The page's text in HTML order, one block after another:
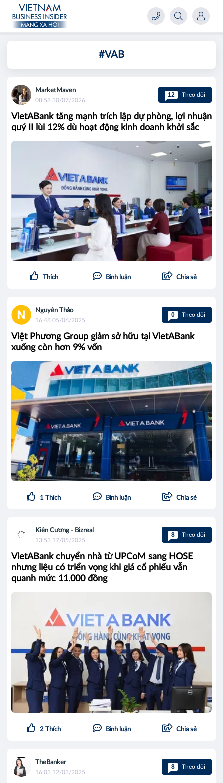
#VAB
MarketMaven
08:58 30/07/2026
12 Theo dõi
VietABank tăng mạnh trích lập dự phòng, lợi nhuận
quý II lùi 12% dù hoạt động kinh doanh khởi sắc
Thích Bình luận Chia sẻ
Nguyên Thảo
16:48 05/06/2025
0 Theo dõi
Việt Phương Group giảm sở hữu tại VietABank
xuống còn hơn 9% vốn
1 Thích Bình luận Chia sẻ
Kiên Cương - Bizreal
13:53 17/05/2025
8 Theo dõi
VietABank chuyển nhà từ UPCoM sang HOSE
nhưng liệu có triển vọng khi giá cổ phiếu vẫn
quanh mức 11.000 đồng
2 Thích Bình luận Chia sẻ
TheBanker
16:03 12/03/2025
8 Theo dõi